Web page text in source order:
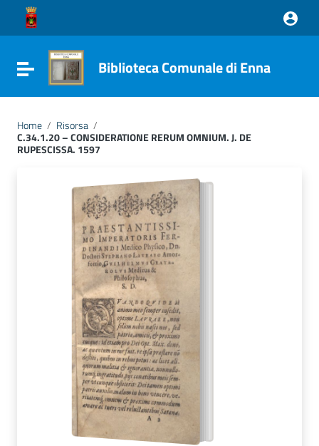
Vai ai contenuti
Vai al menu di navigazione
Vai al footer
Attiva / disattiva la navigazione
Biblioteca Comunale di Enna
Home / Risorsa /
C.34.1.20 – CONSIDERATIONE RERUM OMNIUM. J. DE
RUPESCISSA. 1597